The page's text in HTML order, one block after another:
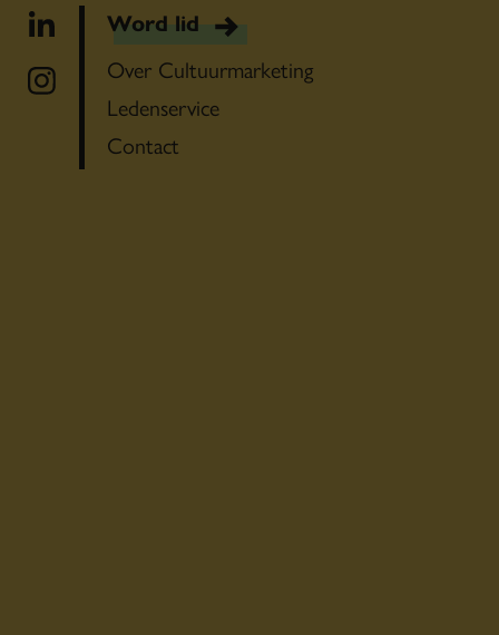
Word lid
Over Cultuurmarketing
Ledenservice
Contact